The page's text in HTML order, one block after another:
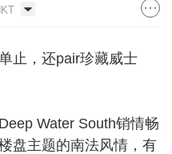
，还pair珍藏威士
Water South销情畅
盘主题的南法风情，有